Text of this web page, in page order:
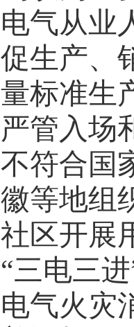
气从业
生产、
标准生
管入场
符合国
等地组
区开展
三电三
气火灾